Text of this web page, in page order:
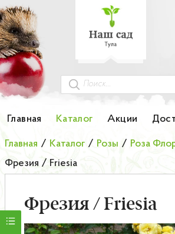
Главная Каталог Акции
Каталог
Гортензии
Грунты
Колоновидные деревья
Лук-севок
Малина
Мини-деревья
Главная / Каталог / Розы / Роза
Фрезия / Friesia
Фрезия / Friesia